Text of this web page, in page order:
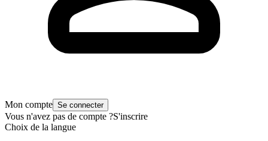
Mon compte Se connecter
Vous n'avez pas de compte ?S'inscrire
Choix de la langue